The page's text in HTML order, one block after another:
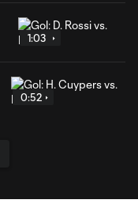
1:03
0:52